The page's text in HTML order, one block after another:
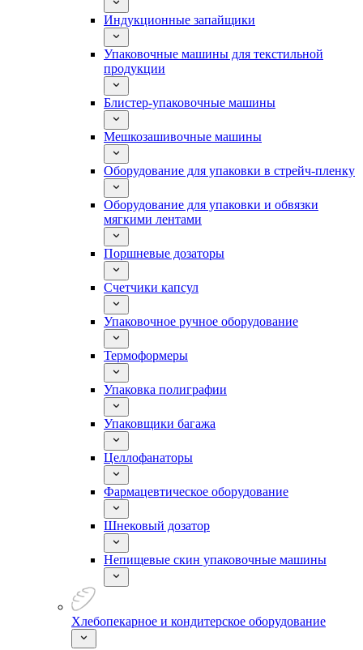
Индукционные запайщики
Упаковочные машины для текстильной
продукции
Блистер-упаковочные машины
Мешкозашивочные машины
Оборудование для упаковки в стрейч-пленку
Оборудование для упаковки и обвязки
мягкими лентами
Поршневые дозаторы
Счетчики капсул
Упаковочное ручное оборудование
Термоформеры
Упаковка полиграфии
Упаковщики багажа
Целлофанаторы
Фармацевтическое оборудование
Шнековый дозатор
Непищевые скин упаковочные машины
Хлебопекарное и кондитерское оборудование